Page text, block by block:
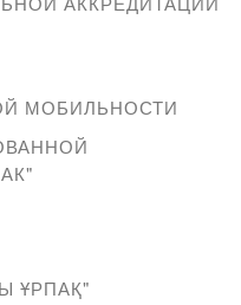
МОБИЛЬНОСТИ
ҰРПАҚ"